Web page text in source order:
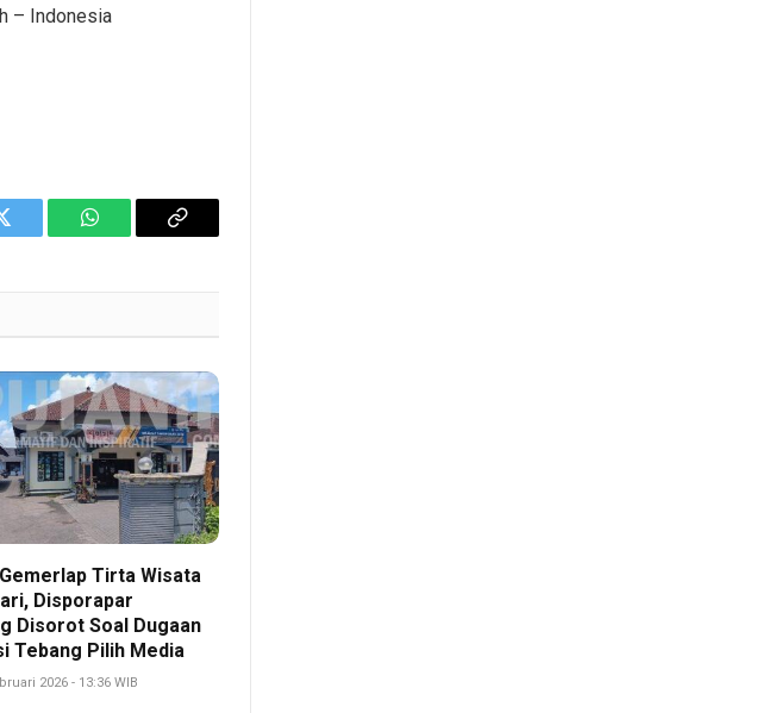
– Indonesia
Twitter WhatsAppCopy
Tirta Wisata
Disporapar
Disorot Soal Dugaan
Tebang Pilih Media
2026 - 13:36 WIB